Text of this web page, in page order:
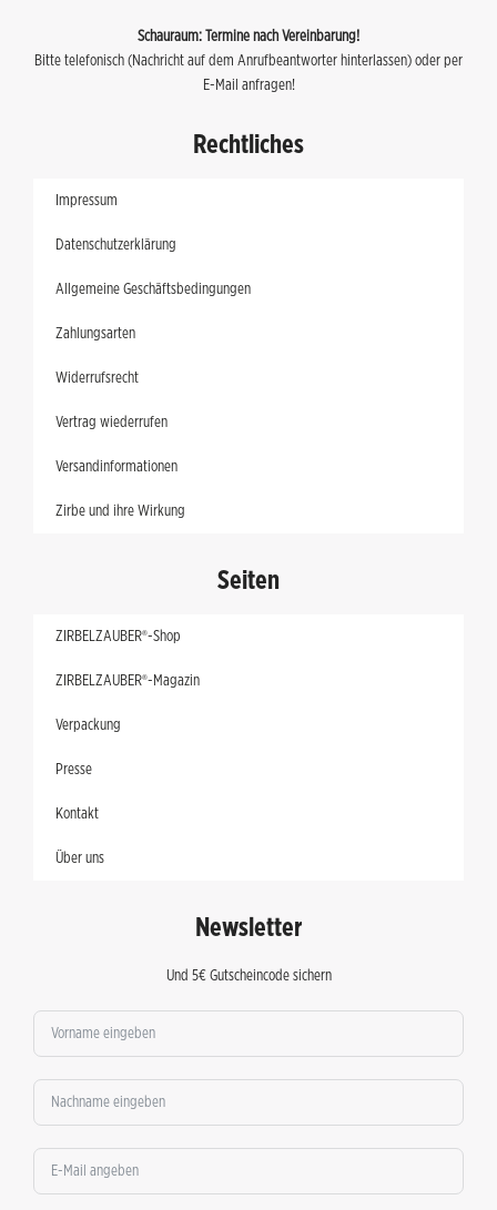
Schauraum: Termine nach Vereinbarung!
Bitte telefonisch (Nachricht auf dem Anrufbeantworter hinterlassen) oder per
E-Mail anfragen!
Rechtliches
Impressum
Datenschutzerklärung
Allgemeine Geschäftsbedingungen
Zahlungsarten
Widerrufsrecht
Vertrag wiederrufen
Versandinformationen
Zirbe und ihre Wirkung
Seiten
ZIRBELZAUBER®-Shop
ZIRBELZAUBER®-Magazin
Verpackung
Presse
Kontakt
Über uns
Newsletter
Und 5€ Gutscheincode sichern